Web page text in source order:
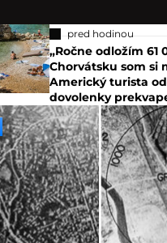
pred hodinou
„Ročne odložím 61
Chorvátsku som si
Americký turista
dovolenky